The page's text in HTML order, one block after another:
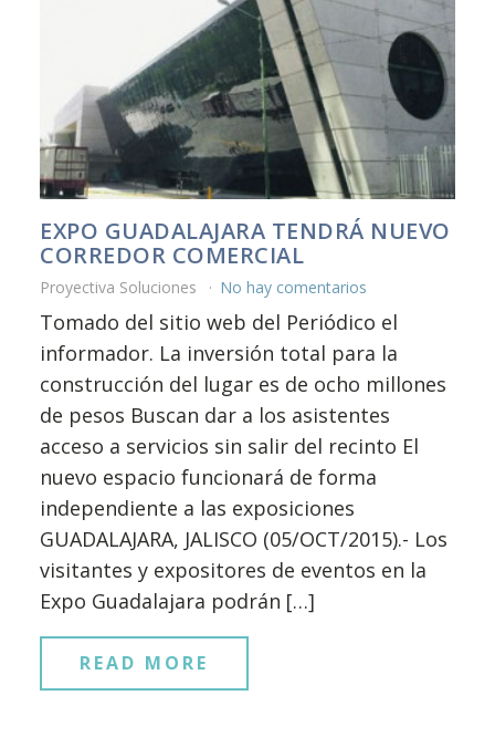
EXPO GUADALAJARA TENDRÁ NUEVO
CORREDOR COMERCIAL
Proyectiva Soluciones No hay comentarios
Tomado del sitio web del Periódico el
informador. La inversión total para la
construcción del lugar es de ocho millones
de pesos Buscan dar a los asistentes
acceso a servicios sin salir del recinto El
nuevo espacio funcionará de forma
independiente a las exposiciones
GUADALAJARA, JALISCO (05/OCT/2015).- Los
visitantes y expositores de eventos en la
Expo Guadalajara podrán […]
READ MORE